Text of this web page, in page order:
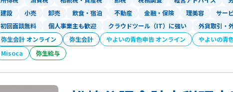
建設 小売 卸売 飲食・宿泊 不動産 金融・保険 理美容 サー
初回面談無料 個人事業主も歓迎 クラウドツール（IT）に強い 外貨取引・
弥生会計 オンライン 弥生会計 やよいの青色申告 オンライン やよいの青
Misoca
弥生給与